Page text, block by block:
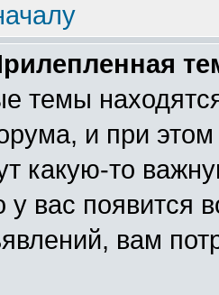
темы
и при
какую-то
у вас появится
вам